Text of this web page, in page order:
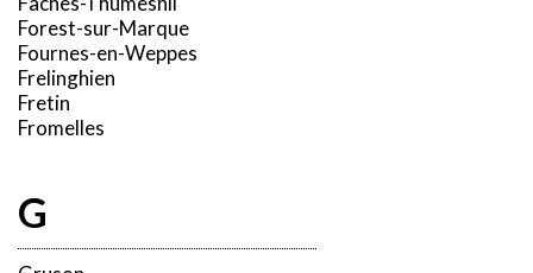
Forest-sur-Marque
Fournes-en-Weppes
Frelinghien
Fretin
Fromelles
G